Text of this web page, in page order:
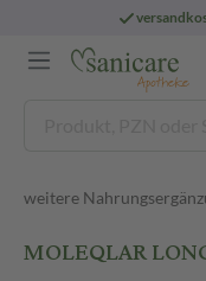
weitere
MOLEQLAR